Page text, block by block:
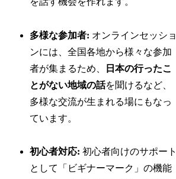
多様な参加者: オンラインセッショ
ンには、全国各地から様々な参加
者が集まるため、
日本の行ったこ
とがない地域の話を聞けるなど、
多様な交流が生まれる場にもなっ
ています。
初心者対応: 初心者向けのサポート
として「ビギナーマーク」の機能